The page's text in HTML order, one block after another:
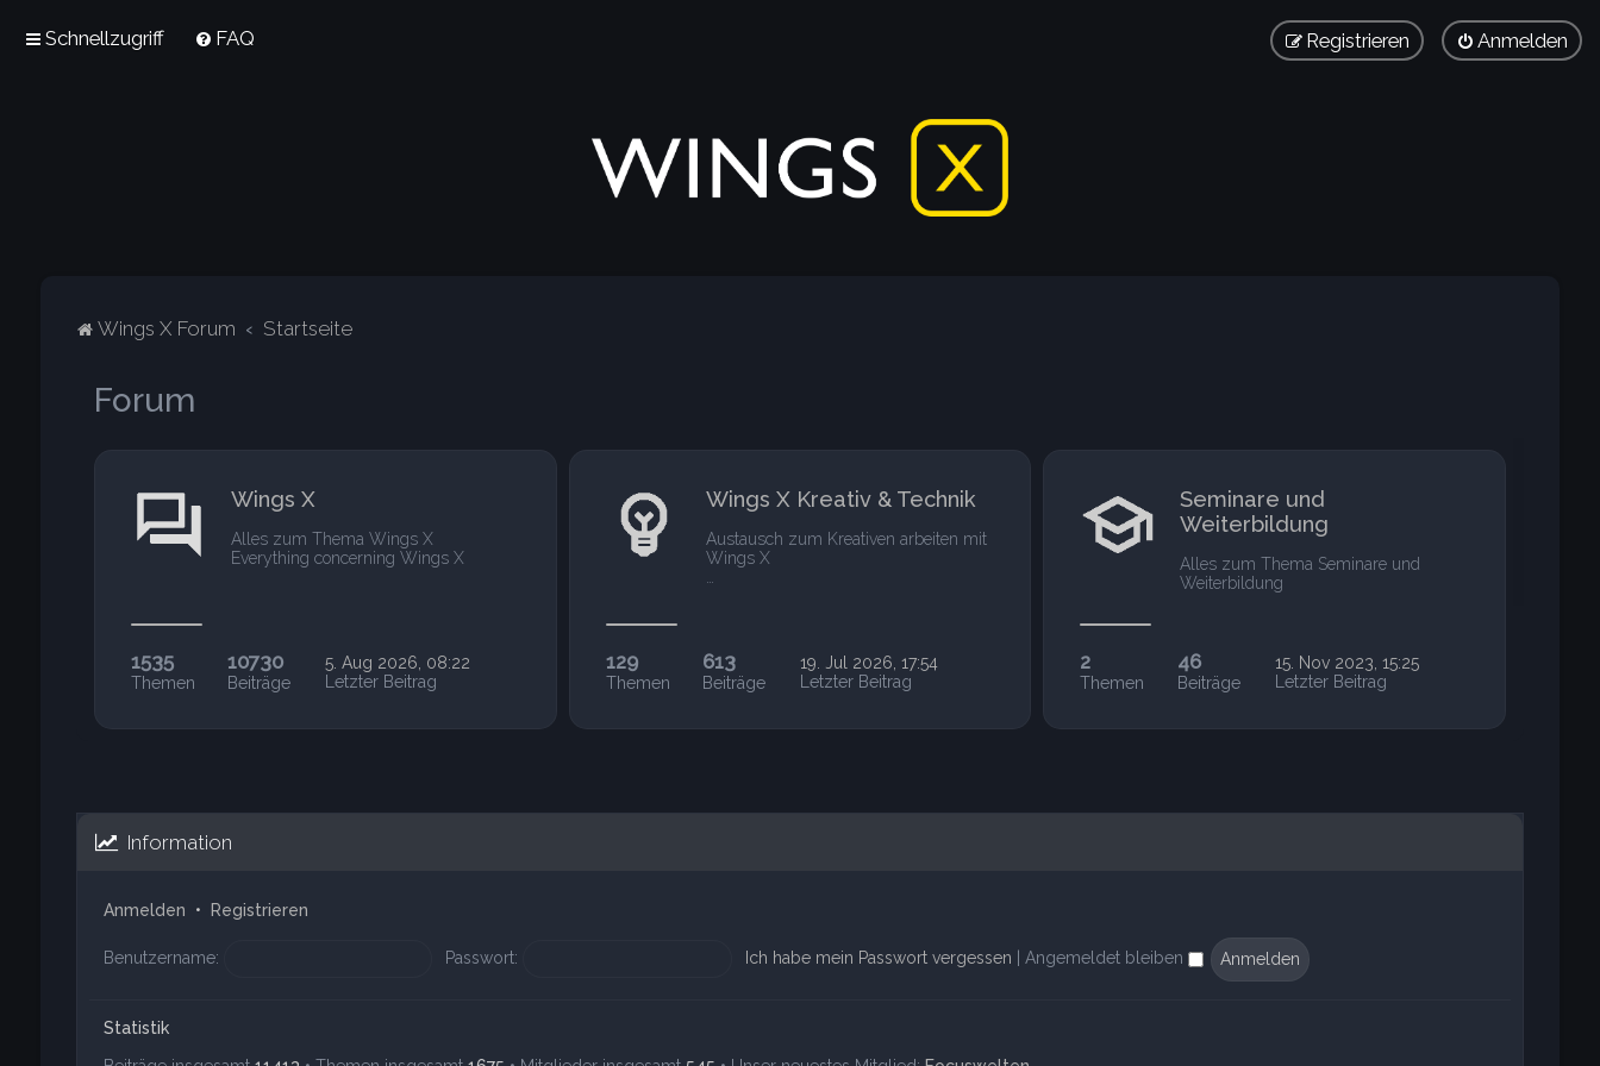
Schnellzugriff FAQ Anmelden
Registrieren
Wings X Forum Startseite
Forum
Wings X
Alles zum Thema Wings X
Everything concerning Wings X
1535
Themen
10730
Beiträge
5. Aug 2026, 08:22
Letzter Beitrag
Wings X Kreativ & Technik
Austausch zum Kreativen arbeiten mit
Wings X
129
Themen
613
Beiträge
19. Jul 2026, 17:54
Letzter Beitrag
Seminare und
Weiterbildung
Alles zum Thema Seminare und
Weiterbildung
2
Themen
46
Beiträge
15. Nov 2023, 15:25
Letzter Beitrag
Information
Anmelden • Registrieren
Benutzername: Passwort: Ich habe mein Passwort vergessen Angemeldet bleiben
Statistik